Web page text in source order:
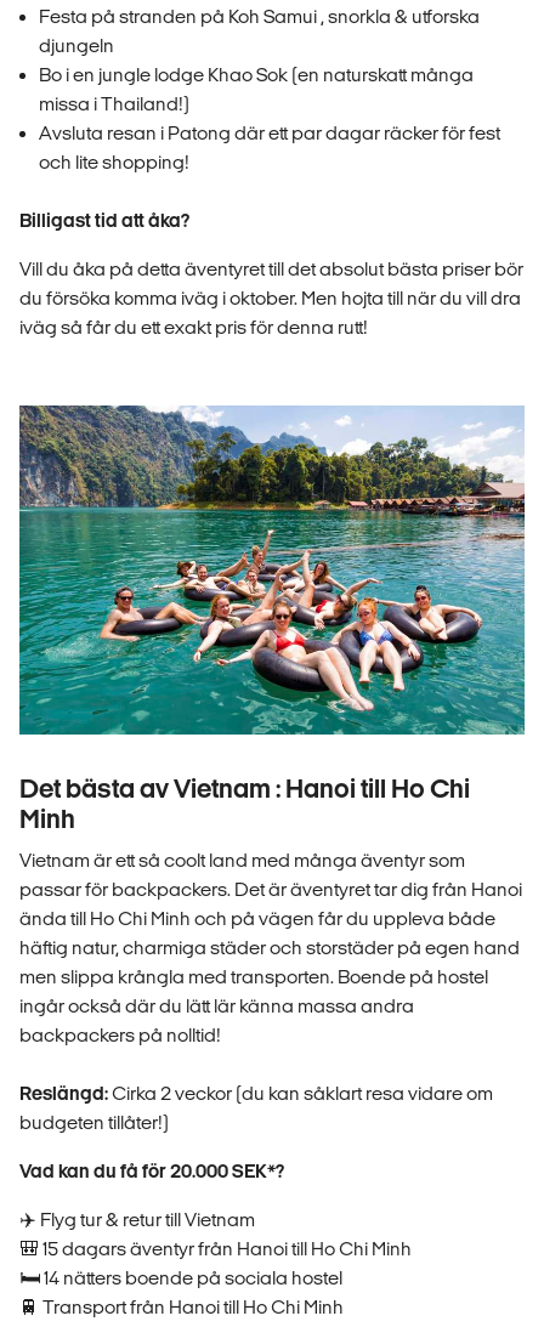
Festa på stranden på Koh Samui , snorkla & utforska
djungeln
Bo i en jungle lodge Khao Sok (en naturskatt många
missa i Thailand!)
Avsluta resan i Patong där ett par dagar räcker för fest
och lite shopping!
Billigast tid att åka?
Vill du åka på detta äventyret till det absolut bästa priser bör
du försöka komma iväg i oktober. Men hojta till när du vill dra
iväg så får du ett exakt pris för denna rutt!
Det bästa av Vietnam : Hanoi till Ho Chi
Minh
Vietnam är ett så coolt land med många äventyr som
passar för backpackers. Det är äventyret tar dig från Hanoi
ända till Ho Chi Minh och på vägen får du uppleva både
häftig natur, charmiga städer och storstäder på egen hand
men slippa krångla med transporten. Boende på hostel
ingår också där du lätt lär känna massa andra
backpackers på nolltid!
Reslängd:Cirka 2 veckor (du kan såklart resa vidare om
budgeten tillåter!)
Vad kan du få för 20.000 SEK*?
✈️ Flyg tur & retur till Vietnam
🎒 15 dagars äventyr från Hanoi till Ho Chi Minh
🛏️ 14 nätters boende på sociala hostel
🚆 Transport från Hanoi till Ho Chi Minh